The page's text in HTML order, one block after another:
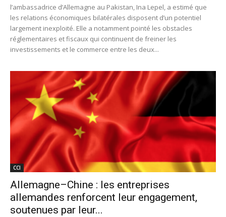
l’ambassadrice d’Allemagne au Pakistan, Ina Lepel, a estimé que
les relations économiques bilatérales disposent d’un potentiel
largement inexploité. Elle a notamment pointé les obstacles
réglementaires et fiscaux qui continuent de freiner les
investissements et le commerce entre les deux...
CCI
Allemagne–Chine : les entreprises
allemandes renforcent leur engagement,
soutenues par leur...